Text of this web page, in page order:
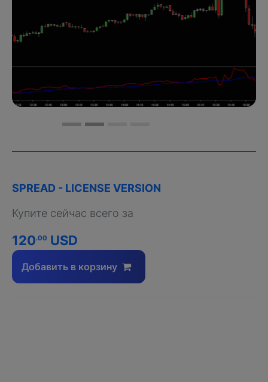
SPREAD - LICENSE VERSION
Купите сейчас всего за
120.00 USD
Добавить в корзину